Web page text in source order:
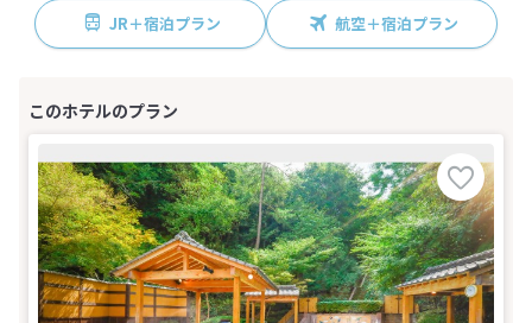
JR＋宿泊プラン 航空＋宿泊プラン